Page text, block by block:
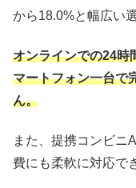
から18.0%と幅広い
オンラインでの24時
マートフォン一台で
ん。
また、提携コンビニ
費にも柔軟に対応で